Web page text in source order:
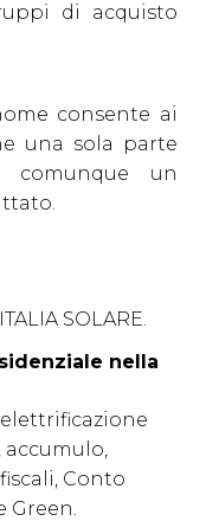
di acquisto
consente ai
una sola parte
comunque un
SOLARE.
nella
accumulo,
Conto
Green.